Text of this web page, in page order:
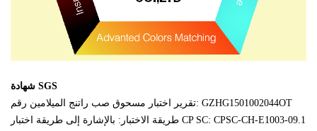
شهادة SGS
تقرير اختبار مسحوق صب راتنج الميلامين رقم: GZHG1501002044OT
طريقة الاختبار: بالإشارة إلى طريقة اختبار CP SC: CPSC-CH-E1003-09.1